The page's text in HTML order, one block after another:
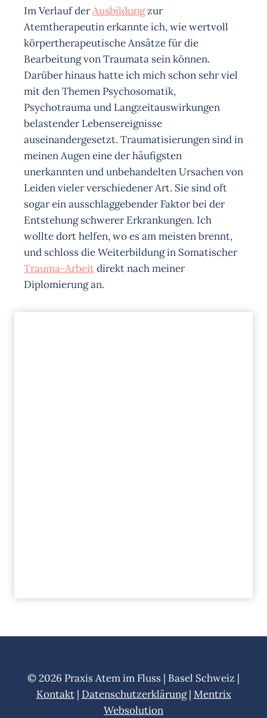
Im Verlauf derAusbildungzur
Atemtherapeutin erkannte ich, wie wertvoll
körpertherapeutische Ansätze für die
Bearbeitung von Traumata sein können.
Darüber hinaus hatte ich mich schon sehr viel
mit den Themen Psychosomatik,
Psychotrauma und Langzeitauswirkungen
belastender Lebensereignisse
auseinandergesetzt. Traumatisierungen sind in
meinen Augen eine der häufigsten
unerkannten und unbehandelten Ursachen von
Leiden vieler verschiedener Art. Sie sind oft
sogar ein ausschlaggebender Faktor bei der
Entstehung schwerer Erkrankungen. Ich
wollte dort helfen, wo es am meisten brennt,
und schloss die Weiterbildung in Somatischer
Trauma-Arbeitdirekt nach meiner
Diplomierung an.
© 2026 Praxis Atem im Fluss | Basel Schweiz |
Kontakt| Datenschutzerklärung| Mentrix
Websolution